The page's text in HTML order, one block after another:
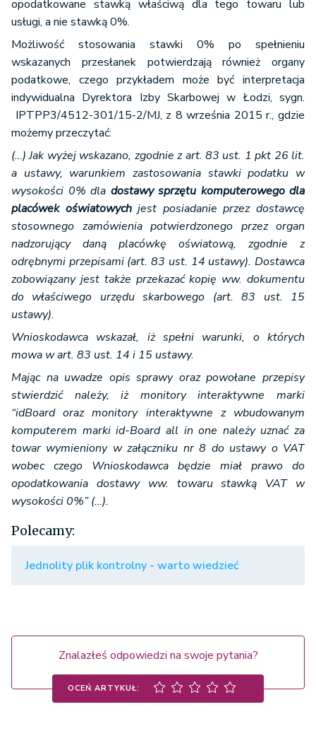
opodatkowane stawką właściwą dla tego towaru lub
usługi, a nie stawką 0%.
Możliwość stosowania stawki 0% po spełnieniu
wskazanych przesłanek potwierdzają również organy
podatkowe, czego przykładem może być interpretacja
indywidualna Dyrektora Izby Skarbowej w Łodzi, sygn.
IPTPP3/4512-301/15-2/MJ, z 8 września 2015 r., gdzie
możemy przeczytać:
(…) Jak wyżej wskazano, zgodnie z art. 83 ust. 1 pkt 26 lit.
a ustawy, warunkiem zastosowania stawki podatku w
wysokości 0% dla dostawy sprzętu komputerowego dla
placówek oświatowychjest posiadanie przez dostawcę
stosownego zamówienia potwierdzonego przez organ
nadzorujący daną placówkę oświatową, zgodnie z
odrębnymi przepisami (art. 83 ust. 14 ustawy). Dostawca
zobowiązany jest także przekazać kopię ww. dokumentu
do właściwego urzędu skarbowego (art. 83 ust. 15
ustawy).
Wnioskodawca wskazał, iż spełni warunki, o których
mowa w art. 83 ust. 14 i 15 ustawy.
Mając na uwadze opis sprawy oraz powołane przepisy
stwierdzić należy, iż monitory interaktywne marki
“idBoard oraz monitory interaktywne z wbudowanym
komputerem marki id-Board all in one należy uznać za
towar wymieniony w załączniku nr 8 do ustawy o VAT
wobec czego Wnioskodawca będzie miał prawo do
opodatkowania dostawy ww. towaru stawką VAT w
wysokości 0%” (…).
Polecamy:
Jednolity plik kontrolny - warto wiedzieć
Znalazłeś odpowiedzi na swoje pytania?
OCEŃ ARTYKUŁ: